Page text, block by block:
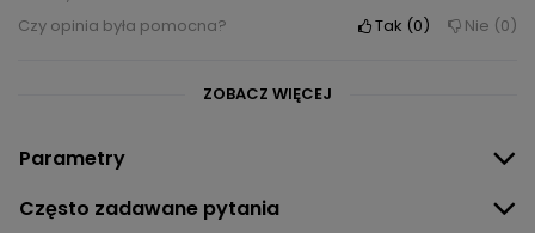
Czy opinia była pomocna?
Tak 0 Nie 0
ZOBACZ WIĘCEJ
Parametry
Często zadawane pytania